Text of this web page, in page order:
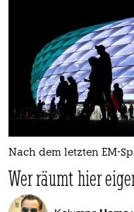
Nach dem letzten EM-
Wer räumt hier